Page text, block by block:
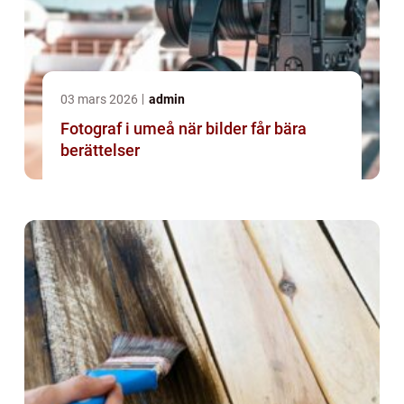
03 mars 2026 admin
Fotograf i umeå när bilder får bära
berättelser